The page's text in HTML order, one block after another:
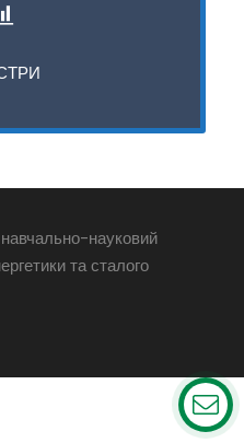
науковий
та сталого